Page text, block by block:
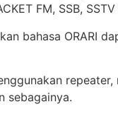
FM, SSB,
bahasa ORARI
sebagainya.